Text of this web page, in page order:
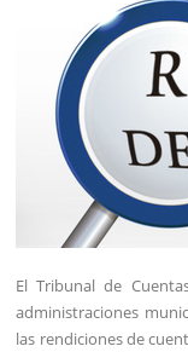
El Tribunal de
administraciones
las rendiciones de